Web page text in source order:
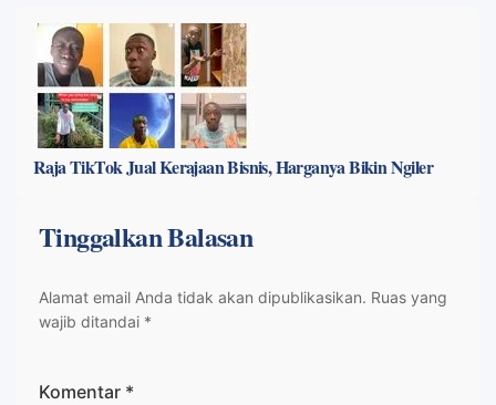
Raja TikTok Jual Kerajaan Bisnis, Harganya Bikin Ngiler
Tinggalkan Balasan
Alamat email Anda tidak akan dipublikasikan. Ruas yang
wajib ditandai *
Komentar *